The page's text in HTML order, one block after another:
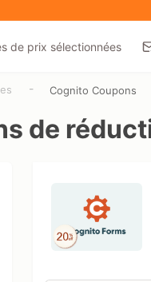
de prix sélectionnées
- Cognito Coupons
de